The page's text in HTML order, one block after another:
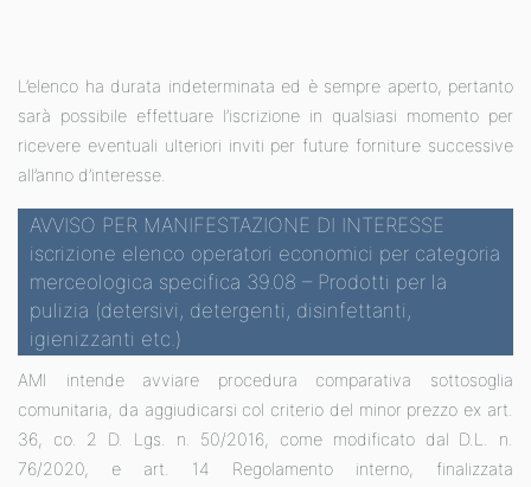
L’elenco ha durata indeterminata ed è sempre aperto, pertanto
sarà possibile effettuare l’iscrizione in qualsiasi momento per
ricevere eventuali ulteriori inviti per future forniture successive
all’anno d’interesse.
AVVISO PER MANIFESTAZIONE DI INTERESSE
iscrizione elenco operatori economici per categoria
merceologica specifica 39.08 – Prodotti per la
pulizia (detersivi, detergenti, disinfettanti,
igienizzanti etc.)
AMI intende avviare procedura comparativa sottosoglia
comunitaria, da aggiudicarsi col criterio del minor prezzo ex art.
36, co. 2 D. Lgs. n. 50/2016, come modificato dal D.L. n.
76/2020, e art. 14 Regolamento interno, finalizzata